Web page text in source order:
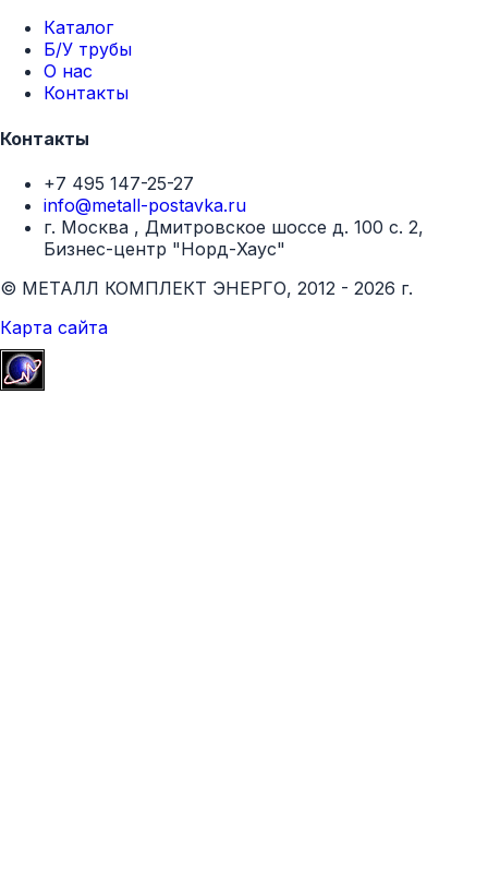
Каталог
Б/У трубы
О нас
Контакты
Контакты
+7 495 147-25-27
info@metall-postavka.ru
г. Москва , Дмитровское шоссе д. 100 с. 2,
Бизнес-центр "Норд-Хаус"
© МЕТАЛЛ КОМПЛЕКТ ЭНЕРГО, 2012 - 2026 г.
Карта сайта